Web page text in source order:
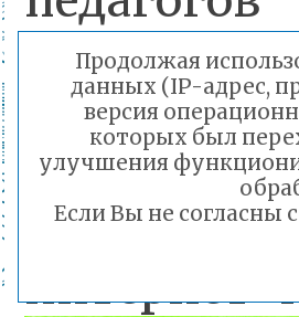
проектах;
интернет-
Продолжая
данных (IP-адрес,
версия
которых был
улучшения
Если Вы не согласны